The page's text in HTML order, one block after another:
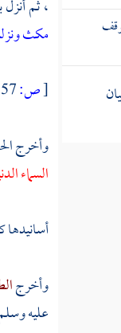
، ثم
مكث
[ص:
وأخرج
السماء
وأخرج
عليه